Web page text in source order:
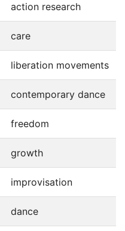
action research
care
liberation movements
contemporary dance
freedom
growth
improvisation
dance